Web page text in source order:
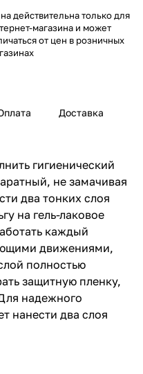
действительна только для
магазина и может
от цен в розничных
Доставка
гигиенический
не замачивая
два тонких слоя
на гель-лаковое
каждый
движениями,
полностью
защитную пленку,
надежного
нанести два слоя